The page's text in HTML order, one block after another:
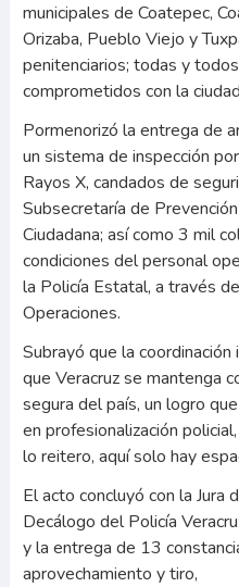
municipales de Coatepec,
Orizaba, Pueblo Viejo y
penitenciarios; todas y
comprometidos con la
Pormenorizó la entrega de
un sistema de inspección por
Rayos X, candados de
Subsecretaría de
Ciudadana; así como 3 mil
condiciones del personal
la Policía Estatal, a través
Operaciones.
Subrayó que la
que Veracruz se mantenga
segura del país, un logro
en profesionalización
lo reitero, aquí solo hay
El acto concluyó con la Jura
Decálogo del Policía
y la entrega de 13
aprovechamiento y tiro,